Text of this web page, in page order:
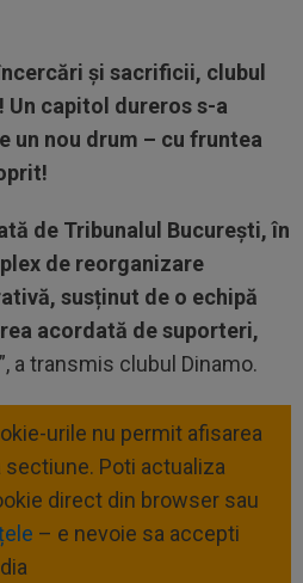
și sacrificii, clubul
Un capitol dureros s-a
un nou drum – cu fruntea
de Tribunalul București, în
de reorganizare
susținut de o echipă
acordată de suporteri,
”, a transmis clubul Dinamo.
urile nu permit afisarea
Poti actualiza
direct din browser sau
– e nevoie sa accepti